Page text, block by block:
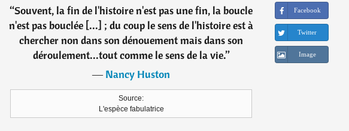
“Souvent, la fin de l'histoire n'est pas une fin, la boucle
n'est pas bouclée [...] ; du coup le sens de l'histoire est à
chercher non dans son dénouement mais dans son
déroulement...tout comme le sens de la vie.”
―Nancy Huston
Source:
L'espèce fabulatrice
Facebook
Twitter
Image